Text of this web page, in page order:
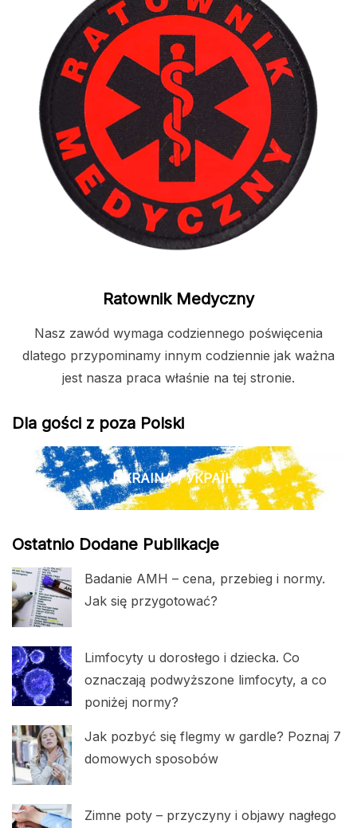
Ratownik Medyczny
Nasz zawód wymaga codziennego poświęcenia
dlatego przypominamy innym codziennie jak ważna
jest nasza praca właśnie na tej stronie.
Dla gości z poza Polski
UKRAINA / УКРАЇНА
Ostatnio Dodane Publikacje
Badanie AMH – cena, przebieg i normy.
Jak się przygotować?
Limfocyty u dorosłego i dziecka. Co
oznaczają podwyższone limfocyty, a co
poniżej normy?
Jak pozbyć się flegmy w gardle? Poznaj 7
domowych sposobów
Zimne poty – przyczyny i objawy nagłego